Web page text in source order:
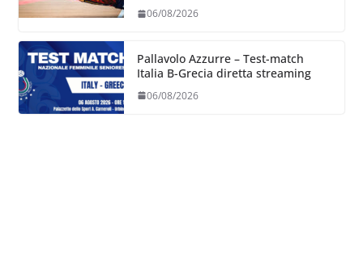
06/08/2026
Pallavolo Azzurre – Test-match
Italia B-Grecia diretta streaming
06/08/2026